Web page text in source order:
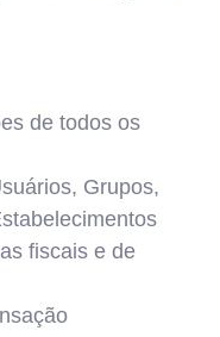
de todos os
Grupos,
fiscais e de